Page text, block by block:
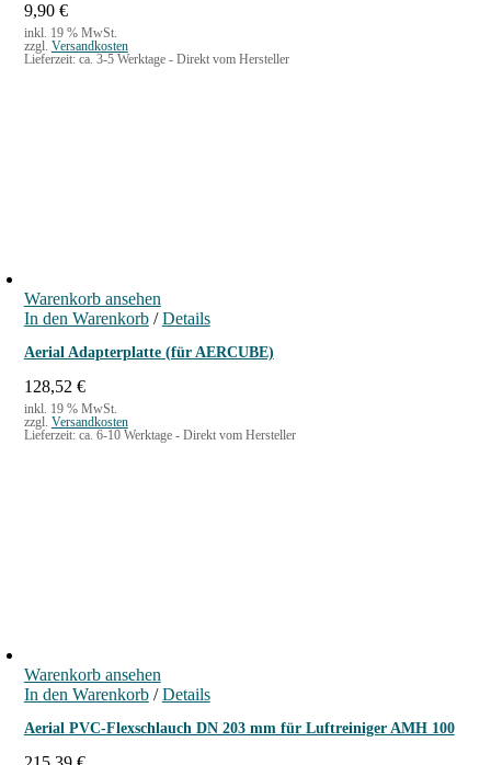
9,90 €
inkl. 19 % MwSt.
zzgl. Versandkosten
Lieferzeit: ca. 3-5 Werktage - Direkt vom Hersteller
Warenkorb ansehen
In den Warenkorb / Details
Aerial Adapterplatte (für AERCUBE)
128,52 €
inkl. 19 % MwSt.
zzgl. Versandkosten
Lieferzeit: ca. 6-10 Werktage - Direkt vom Hersteller
Warenkorb ansehen
In den Warenkorb / Details
Aerial PVC-Flexschlauch DN 203 mm für Luftreiniger AMH 100